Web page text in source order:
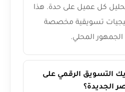
كل عميل على حدة. هذا
تسويقية مخصصة
المحلي.
التسويق الرقمي على
الجديدة؟